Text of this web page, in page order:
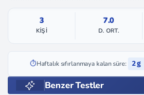
3
KIŞI
7.0
D. ORT.
⏱️Haftalık sıfırlanmaya kalan süre:
Benzer Testler